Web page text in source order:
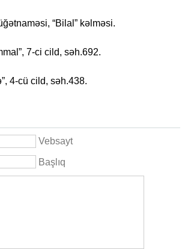
“Bilal” kəlməsi.
7-ci cild, səh.692.
4-cü cild, səh.438.
Vebsayt
Başlıq